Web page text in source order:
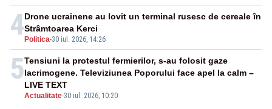
4 Politica-30 iul. 2026, 14:26
Drone ucrainene au lovit un terminal rusesc de cereale în
Strâmtoarea Kerci
5
Actualitate-30 iul. 2026, 10:20
Tensiuni la protestul fermierilor, s-au folosit gaze
lacrimogene. Televiziunea Poporului face apel la calm –
LIVE TEXT